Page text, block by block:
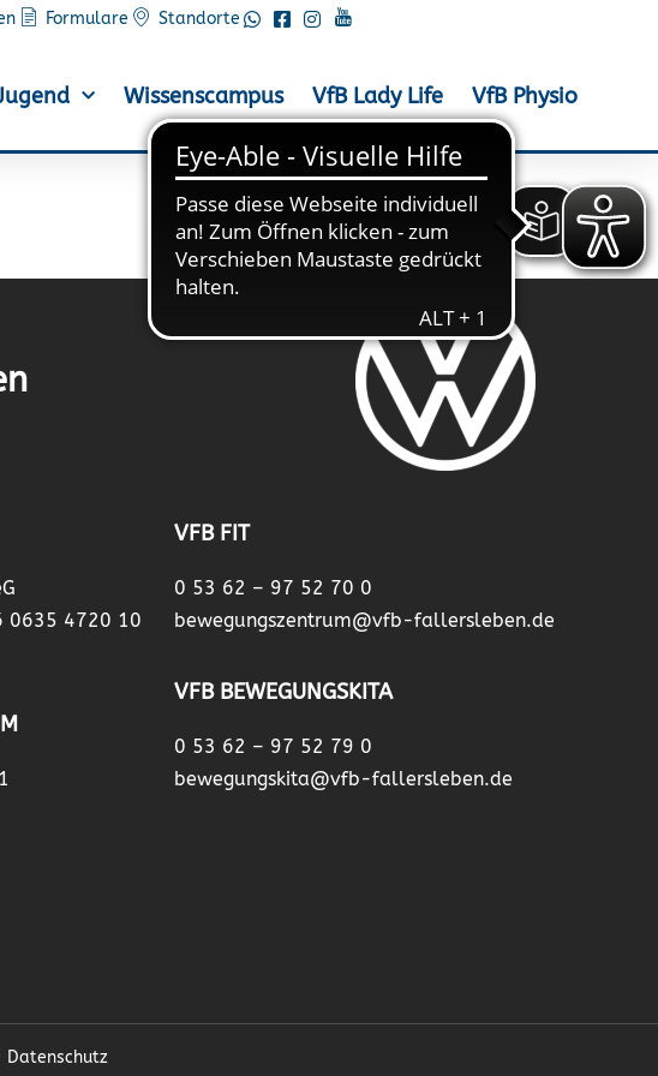
Formulare Standorte
Wissenscampus VfB Lady Life VfB Physio
0635 4720 10
VFB FIT
0 53 62 – 97 52 70 0
bewegungszentrum@vfb-fallersleben.de
VFB BEWEGUNGSKITA
0 53 62 – 97 52 79 0
bewegungskita@vfb-fallersleben.de
Datenschutz